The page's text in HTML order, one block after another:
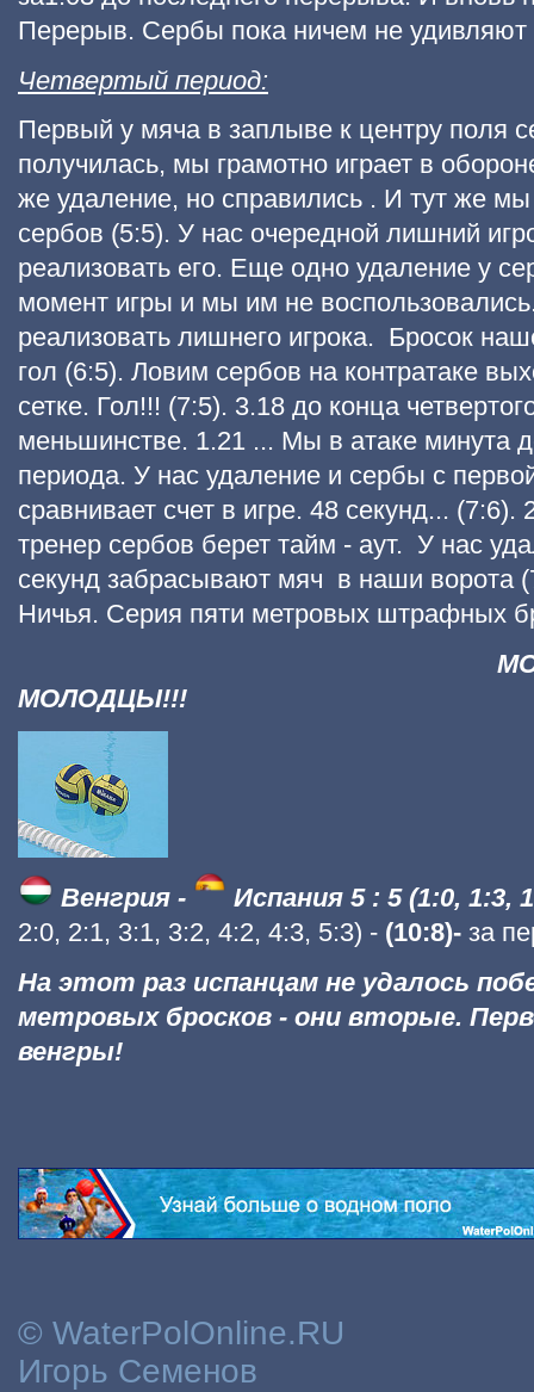
Перерыв. Сербы пока ничем не удивляют
Четвертый период:
Первый у мяча в заплыве к центру поля
получилась, мы грамотно играет в
же удаление, но справились . И тут же
сербов (5:5). У нас очередной лишний
реализовать его. Еще одно удаление у
момент игры и мы им не
реализовать лишнего игрока. Бросок
гол (6:5). Ловим сербов на контратаке
сетке. Гол!!! (7:5). 3.18 до конца
меньшинстве. 1.21 ... Мы в атаке минута
периода. У нас удаление и сербы с
сравнивает счет в игре. 48 секунд...
тренер сербов берет тайм - аут. У нас
секунд забрасывают мяч в наши ворота
Ничья. Серия пяти метровых штрафных
МОЛОДЦЫ!!!
Венгрия - Испания 5 : 5 (1:0, 1:3,
2:0, 2:1, 3:1, 3:2, 4:2, 4:3, 5:3) - (10:8)- за
На этот раз испанцам не удалось
метровых бросков - они вторые.
венгры!
© WaterPolOnline.RU
Игорь Семенов